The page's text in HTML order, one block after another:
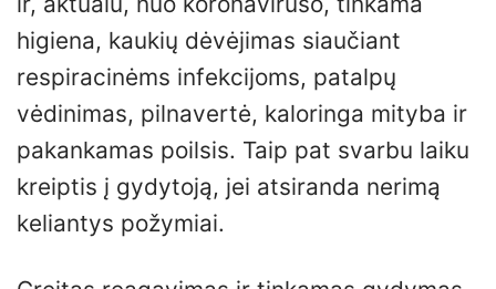
higiena, kaukių dėvėjimas siaučiant
respiracinėms infekcijoms, patalpų
vėdinimas, pilnavertė, kaloringa mityba ir
pakankamas poilsis. Taip pat svarbu laiku
kreiptis į gydytoją, jei atsiranda nerimą
keliantys požymiai.